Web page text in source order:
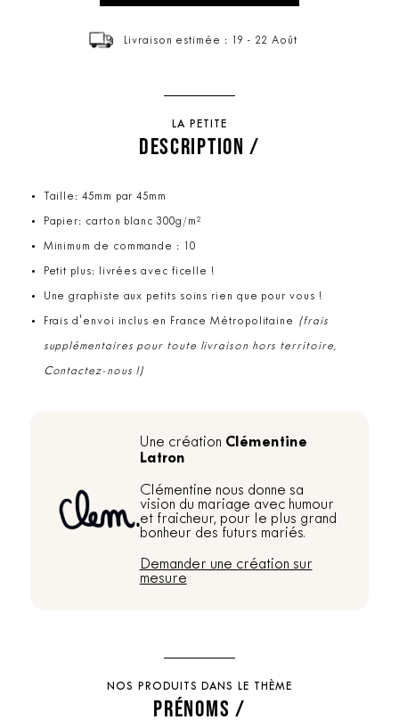
Livraison estimée : 19 - 22 Août
LA PETITE
DESCRIPTION /
Taille: 45mm par 45mm
Papier: carton blanc 300g/m²
Minimum de commande : 10
Petit plus: livrées avec ficelle !
Une graphiste aux petits soins rien que pour vous !
Frais d'envoi inclus en France Métropolitaine (frais
supplémentaires pour toute livraison hors territoire,
Contactez-nous !)
Une création Clémentine
Latron
Clémentine nous donne sa
vision du mariage avec humour
et fraicheur, pour le plus grand
bonheur des futurs mariés.
Demander une création sur
mesure
NOS PRODUITS DANS LE THÈME
PRÉNOMS /